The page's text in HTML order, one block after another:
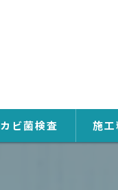
カビ菌検査 施工